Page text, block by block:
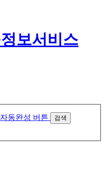
검색